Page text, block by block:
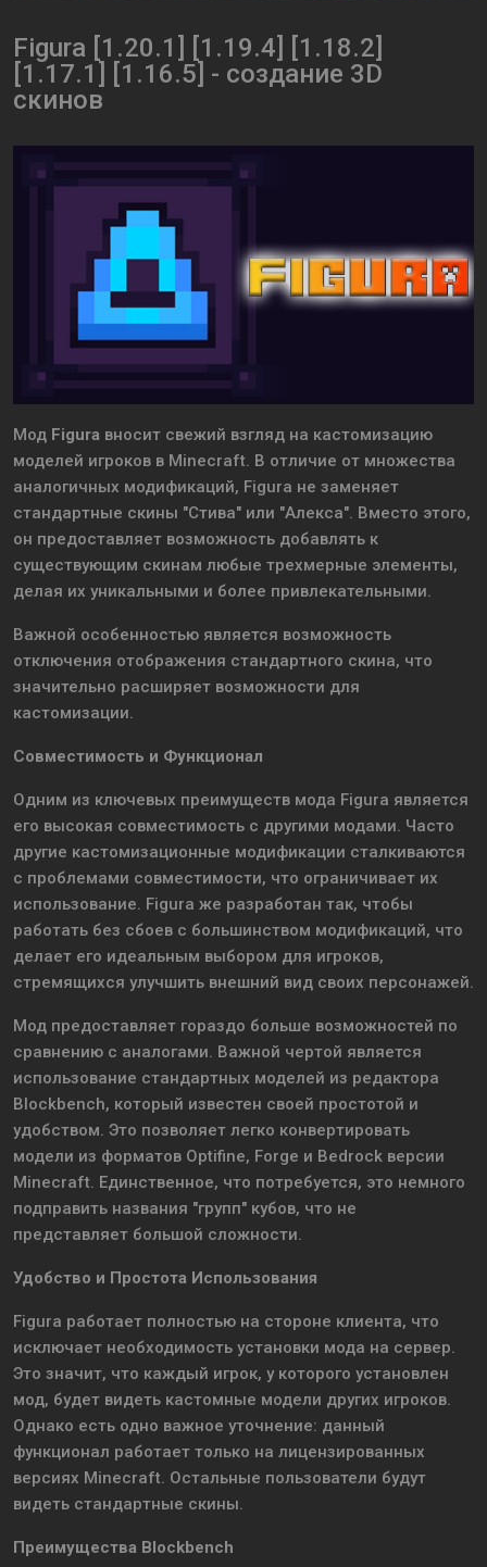
Figura [1.20.1] [1.19.4] [1.18.2]
[1.17.1] [1.16.5] - создание 3D
скинов
Мод Figura вносит свежий взгляд на кастомизацию
моделей игроков в Minecraft. В отличие от множества
аналогичных модификаций, Figura не заменяет
стандартные скины "Стива" или "Алекса". Вместо этого,
он предоставляет возможность добавлять к
существующим скинам любые трехмерные элементы,
делая их уникальными и более привлекательными.
Важной особенностью является возможность
отключения отображения стандартного скина, что
значительно расширяет возможности для
кастомизации.
Совместимость и Функционал
Одним из ключевых преимуществ мода Figura является
его высокая совместимость с другими модами. Часто
другие кастомизационные модификации сталкиваются
с проблемами совместимости, что ограничивает их
использование. Figura же разработан так, чтобы
работать без сбоев с большинством модификаций, что
делает его идеальным выбором для игроков,
стремящихся улучшить внешний вид своих персонажей.
Мод предоставляет гораздо больше возможностей по
сравнению с аналогами. Важной чертой является
использование стандартных моделей из редактора
Blockbench, который известен своей простотой и
удобством. Это позволяет легко конвертировать
модели из форматов Optifine, Forge и Bedrock версии
Minecraft. Единственное, что потребуется, это немного
подправить названия "групп" кубов, что не
представляет большой сложности.
Удобство и Простота Использования
Figura работает полностью на стороне клиента, что
исключает необходимость установки мода на сервер.
Это значит, что каждый игрок, у которого установлен
мод, будет видеть кастомные модели других игроков.
Однако есть одно важное уточнение: данный
функционал работает только на лицензированных
версиях Minecraft. Остальные пользователи будут
видеть стандартные скины.
Преимущества Blockbench